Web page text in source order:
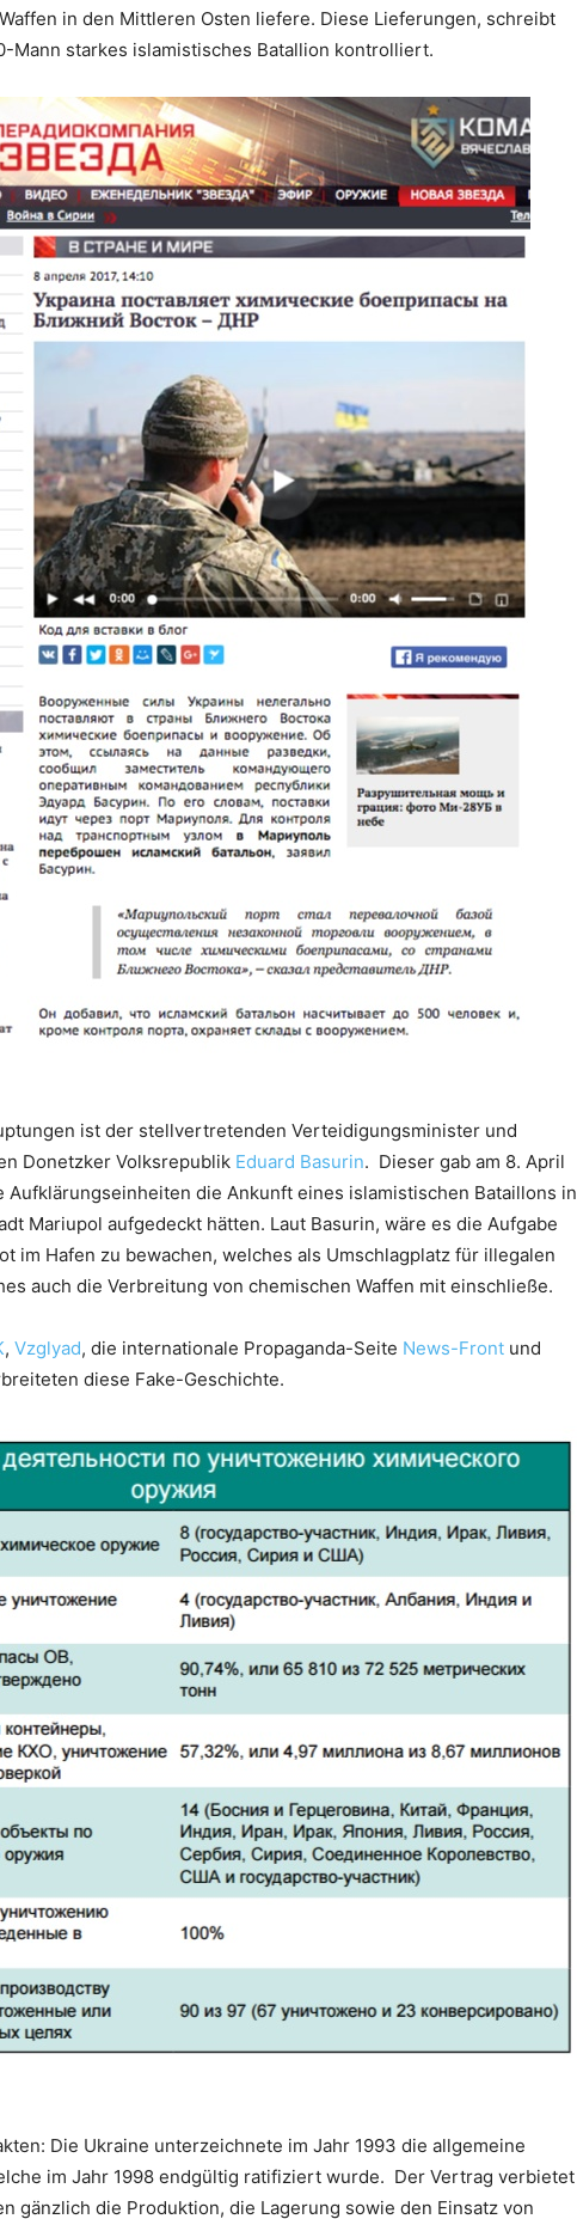
in den Mittleren Osten liefere. Diese Lieferungen, schreibt
Mann starkes islamistisches Batallion kontrolliert.
ist der stellvertretenden Verteidigungsminister und
Donetzker Volksrepublik Eduard Basurin. Dieser gab am 8. April
Aufklärungseinheiten die Ankunft eines islamistischen Bataillons in
Mariupol aufgedeckt hätten. Laut Basurin, wäre es die Aufgabe
im Hafen zu bewachen, welches als Umschlagplatz für illegalen
auch die Verbreitung von chemischen Waffen mit einschließe.
, Vzglyad, die internationale Propaganda-Seite News-Front und
diese Fake-Geschichte.
Die Ukraine unterzeichnete im Jahr 1993 die allgemeine
im Jahr 1998 endgültig ratifiziert wurde. Der Vertrag verbietet
gänzlich die Produktion, die Lagerung sowie den Einsatz von